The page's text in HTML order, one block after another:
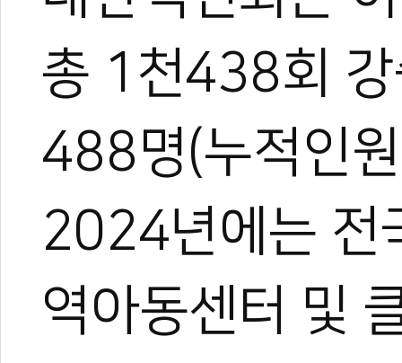
총 1천438회
488명(누적인
2024년에는 전
역아동센터 및
0